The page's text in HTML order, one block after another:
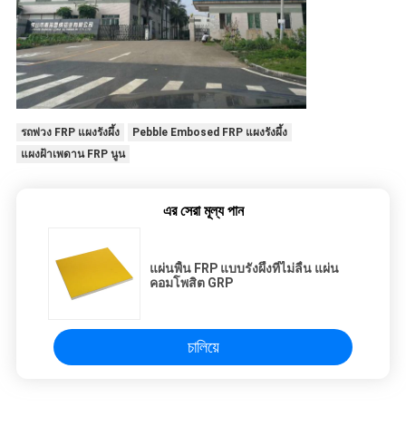
รถพ่วง FRP แผงรังผึ้ง
Pebble Embosed FRP แผงรังผึ้ง
แผงฝ้าเพดาน FRP นูน
এর সেরা মূল্য পান
แผ่นพื้น FRP แบบรังผึ้งที่ไม่ลื่น แผ่น
คอมโพสิต GRP
চালিয়ে